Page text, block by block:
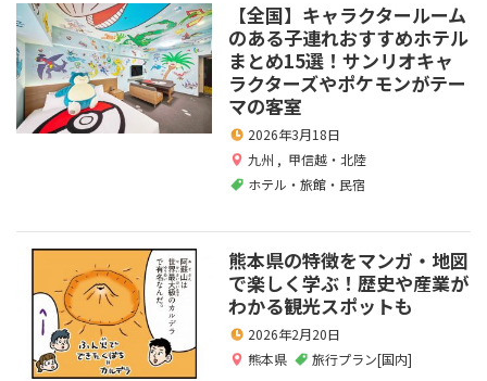
【全国】キャラクタールーム
のある子連れおすすめホテル
まとめ15選！サンリオキャ
ラクターズやポケモンがテー
マの客室
2026年3月18日
九州 , 甲信越・北陸
ホテル・旅館・民宿
熊本県の特徴をマンガ・地図
で楽しく学ぶ！歴史や産業が
わかる観光スポットも
2026年2月20日
熊本県
旅行プラン[国内]